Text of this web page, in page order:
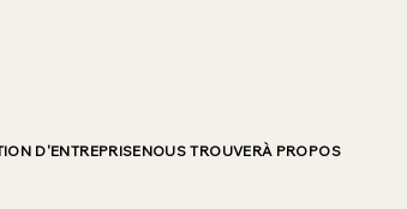
D'ENTREPRISENOUS TROUVERÀ PROPOS